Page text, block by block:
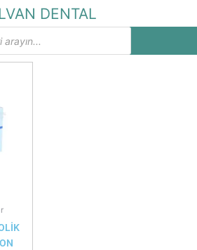
DENTAL